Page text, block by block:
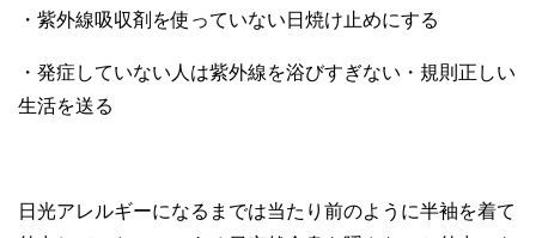
・紫外線吸収剤を使っていない日焼け止めにする
・発症していない人は紫外線を浴びすぎない・規則正しい
生活を送る
日光アレルギーになるまでは当たり前のように半袖を着て